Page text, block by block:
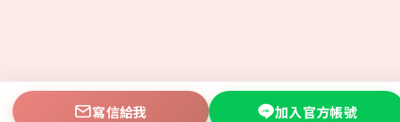
寫信給我 加入官方帳號